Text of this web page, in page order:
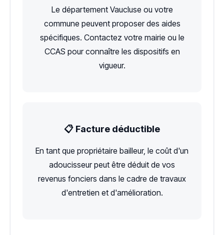
Le département Vaucluse ou votre
commune peuvent proposer des aides
spécifiques. Contactez votre mairie ou le
CCAS pour connaître les dispositifs en
vigueur.
📋 Facture déductible
En tant que propriétaire bailleur, le coût d'un
adoucisseur peut être déduit de vos
revenus fonciers dans le cadre de travaux
d'entretien et d'amélioration.